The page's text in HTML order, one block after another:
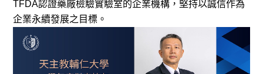
TFDA認證藥廠檢驗實驗室的企業機構，堅持以誠信作為
企業永續發展之目標。